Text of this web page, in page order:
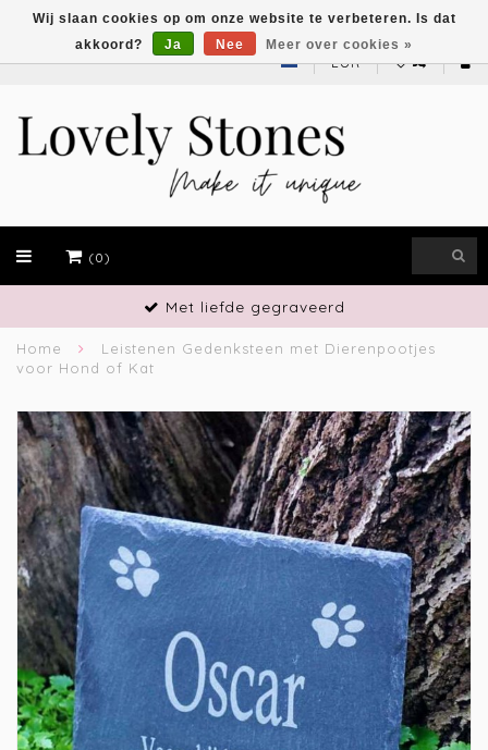
EUR
(0)
Vakmanschap
Home
Leistenen Gedenksteen met Dierenpootjes
voor Hond of Kat
Wij slaan cookies op om onze website te verbeteren. Is dat
akkoord?
Ja Nee Meer over cookies »